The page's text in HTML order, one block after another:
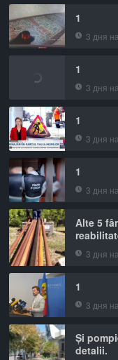
1
3 дня
1
3 дня
1
3 дня
1
3 дня
Alte 5
3 дня
1
3 дня
Și
detalii.